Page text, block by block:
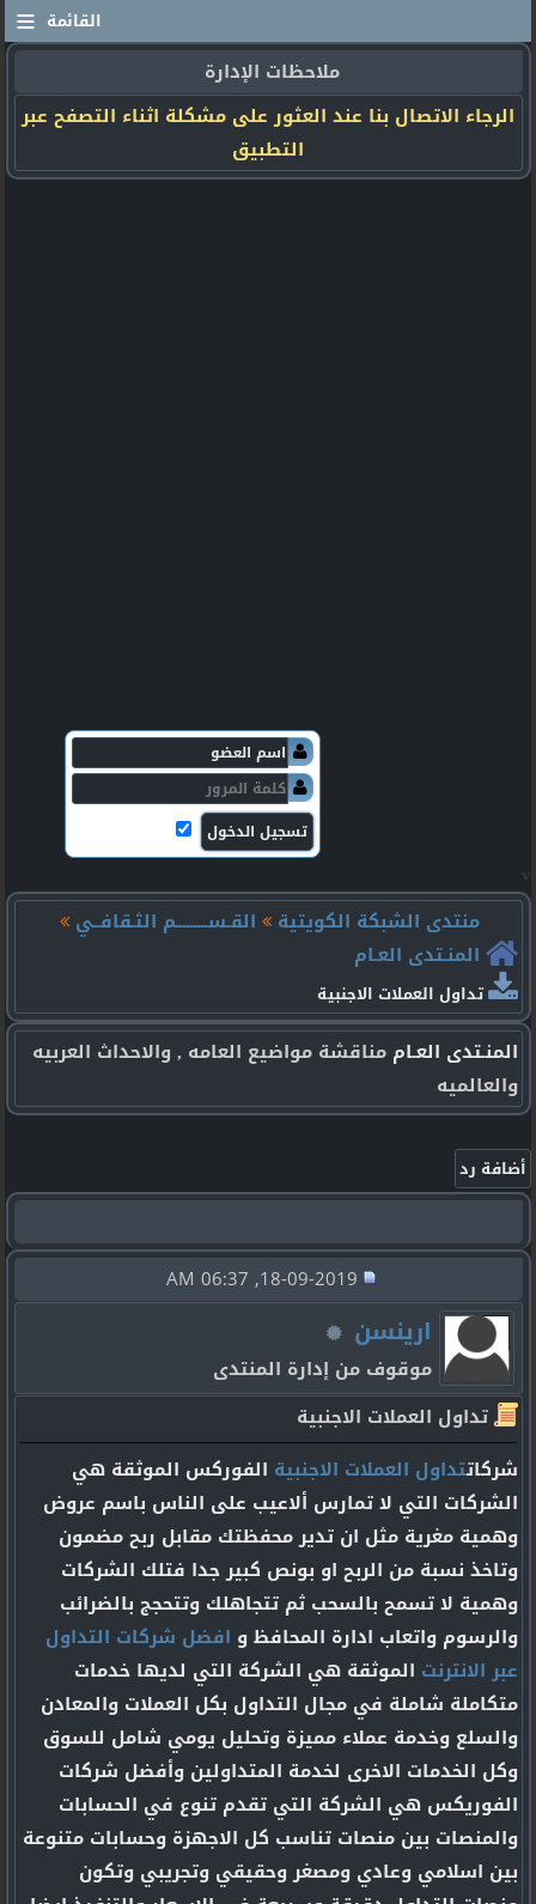
≡ القائمة
ملاحظات الإدارة
الرجاء الاتصال بنا عند العثور على مشكلة اثناء التصفح عبر
التطبيق
منتدى الشبكة الكويتية
القـســـــــــم الثـقافــي
المنـتدى العـام
تداول العملات الاجنبية
المنـتدى العـام مناقشة مواضيع العامه , والاحداث العربيه
والعالميه
ارينسن
موقوف من إدارة المنتدى
تداول العملات الاجنبية
شركاتتداول العملات الاجنبية الفوركس الموثقة هي
الشركات التي لا تمارس ألاعيب على الناس باسم عروض
وهمية مغرية مثل ان تدير محفظتك مقابل ربح مضمون
وتاخذ نسبة من الربح او بونص كبير جدا فتلك الشركات
وهمية لا تسمح بالسحب ثم تتجاهلك وتتحجج بالضرائب
والرسوم واتعاب ادارة المحافظ و افضل شركات التداول
عبر الانترنت الموثقة هي الشركة التي لديها خدمات
متكاملة شاملة في مجال التداول بكل العملات والمعادن
والسلع وخدمة عملاء مميزة وتحليل يومي شامل للسوق
وكل الخدمات الاخرى لخدمة المتداولين وأفضل شركات
الفوريكس هي الشركة التي تقدم تنوع في الحسابات
والمنصات بين منصات تناسب كل الاجهزة وحسابات متنوعة
بين اسلامي وعادي ومصغر وحقيقي وتجريبي وتكون